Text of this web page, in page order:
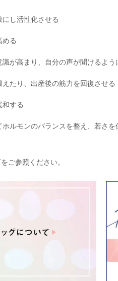
し活性化させる
める
が高まり、自分の声が聞けるよう
たり、出産後の筋力を回復させる
和する
ルモンのバランスを整え、若さを
ご参照ください。